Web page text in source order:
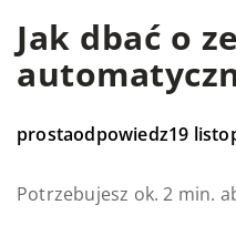
Jak dbać o
prostaodpowiedz19
Potrzebujesz ok. 2 min.